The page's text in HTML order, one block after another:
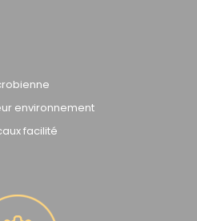
environnement
facilité